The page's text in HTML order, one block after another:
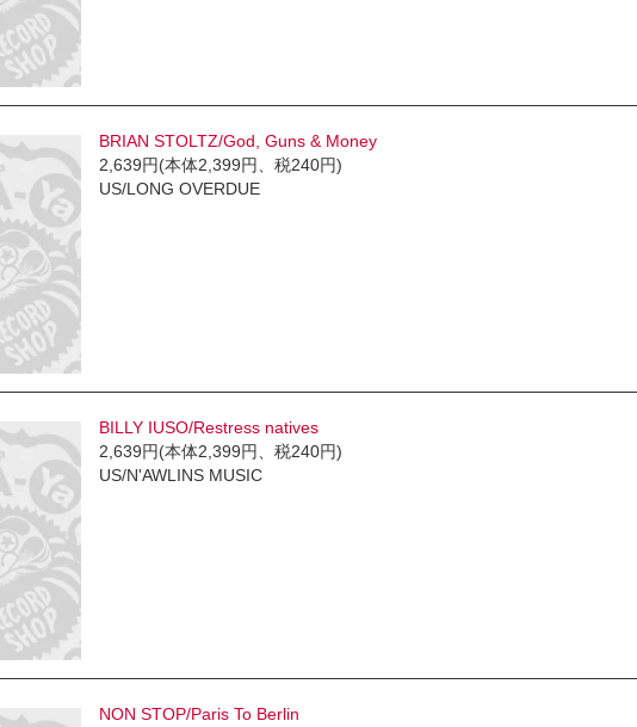
BRIAN STOLTZ/God, Guns & Money
2,639円(本体2,399円、税240円)
US/LONG OVERDUE
BILLY IUSO/Restress natives
2,639円(本体2,399円、税240円)
US/N'AWLINS MUSIC
NON STOP/Paris To Berlin